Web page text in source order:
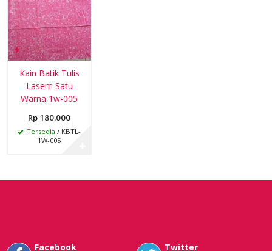
Kain Batik Tulis
Lasem Satu
Warna 1w-005
Rp 180.000
Tersedia / KBTL-
1W-005
Facebook Twitter